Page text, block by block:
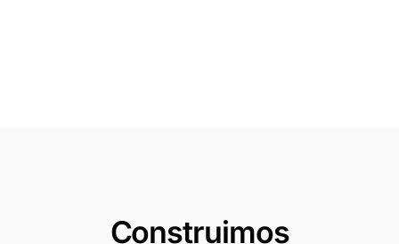
Construimos